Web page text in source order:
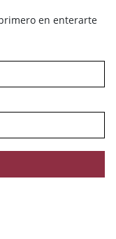
en enterarte